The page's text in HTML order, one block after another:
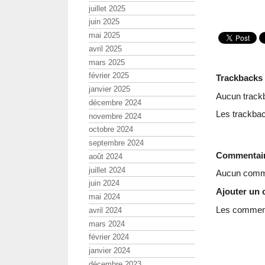
Trackbacks
Aucun
Les
Aucun
Ajouter un
Les
juillet 2025
juin 2025
mai 2025
avril 2025
mars 2025
février 2025
janvier 2025
décembre 2024
novembre 2024
octobre 2024
septembre 2024
août 2024
juillet 2024
juin 2024
mai 2024
avril 2024
mars 2024
février 2024
janvier 2024